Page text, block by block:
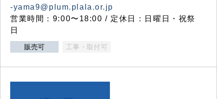
-yama9@plum.plala.or.jp
営業時間：9:00〜18:00 / 定休日：日曜日・祝祭
日
販売可 工事・取付可